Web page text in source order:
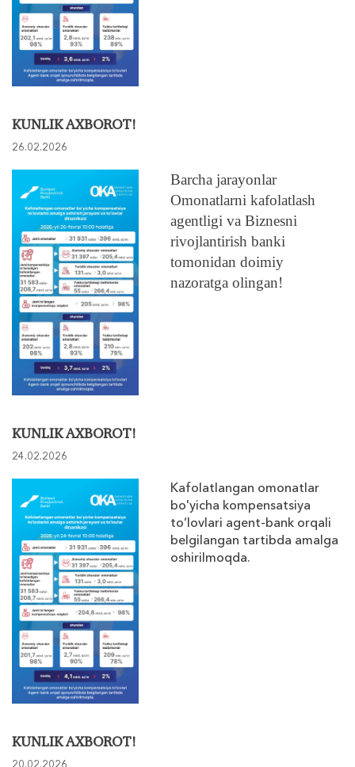
KUNLIK AXBOROT!
26.02.2026
Barcha jarayonlar
Omonatlarni kafolatlash
agentligi va Biznesni
rivojlantirish banki
tomonidan doimiy
nazoratga olingan!
KUNLIK AXBOROT!
24.02.2026
Kafolatlangan omonatlar
bo'yicha kompensatsiya
to‘lovlari agent-bank orqali
belgilangan tartibda amalga
oshirilmoqda.
KUNLIK AXBOROT!
20.02.2026